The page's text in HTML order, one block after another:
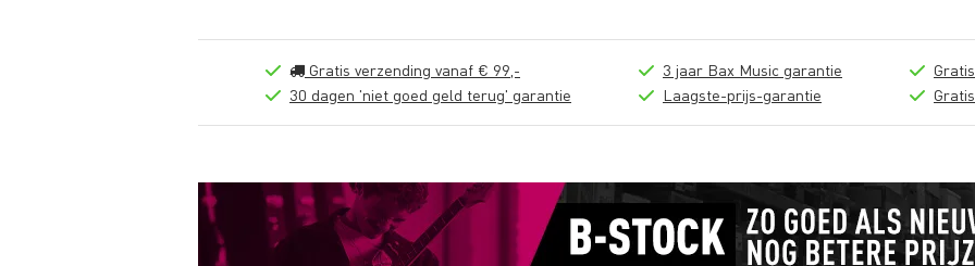
Gratis verzending vanaf € 99,-
30 dagen 'niet goed geld terug' garantie
3 jaar Bax Music garantie
Laagste-prijs-garantie